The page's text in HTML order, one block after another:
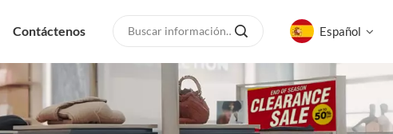
Contáctenos Español
English